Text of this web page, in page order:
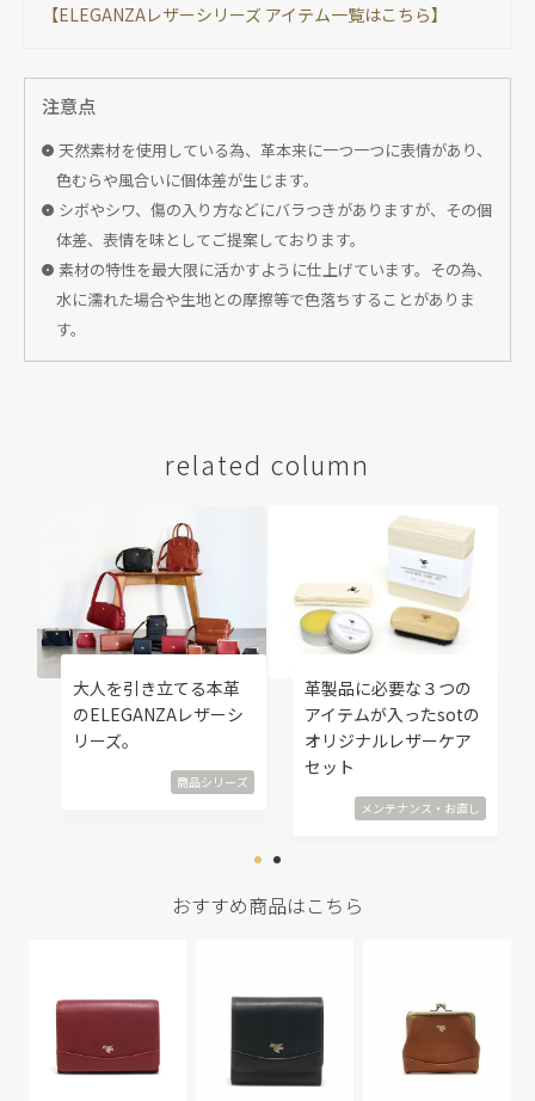
【ELEGANZAレザーシリーズ アイテム一覧はこちら】
注意点
天然素材を使用している為、革本来に一つ一つに表情があり、
色むらや風合いに個体差が生じます。
シボやシワ、傷の入り方などにバラつきがありますが、その個
体差、表情を味としてご提案しております。
素材の特性を最大限に活かすように仕上げています。その為、
水に濡れた場合や生地との摩擦等で色落ちすることがありま
す。
related column
大人を引き立てる本革
のELEGANZAレザーシ
リーズ。
商品シリーズ
革製品に必要な３つの
アイテムが入ったsotの
オリジナルレザーケア
セット
メンテナンス・お直し
おすすめ商品はこちら